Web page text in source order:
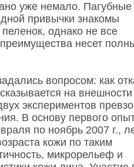
уже немало. Пагубные
привычки знакомы
однако не все
несет
вопросом: как
на внешности
экспериментов
В основу первого
по ноябрь 2007 г.,
кожи по таким
микрорельеф и